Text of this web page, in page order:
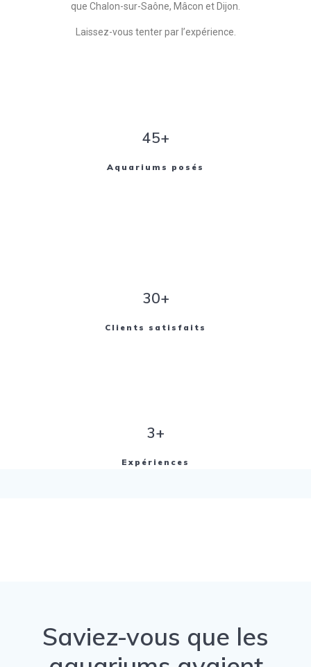
que Chalon-sur-Saône, Mâcon et Dijon.
Laissez-vous tenter par l’expérience.
45+
Aquariums posés
30+
Clients satisfaits
3+
Expériences
Saviez-vous que les